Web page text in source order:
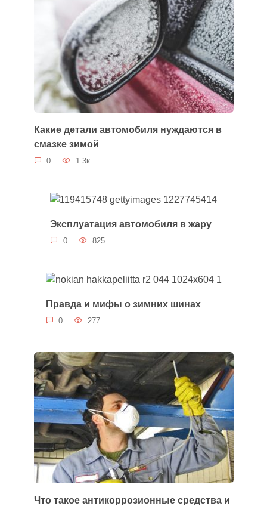
Какие детали автомобиля нуждаются в
смазке зимой
0 1.3к.
Эксплуатация автомобиля в жару
0 825
Правда и мифы о зимних шинах
0 277
Что такое антикоррозионные средства и